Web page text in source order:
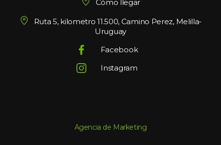
Cómo llegar
Ruta 5, kilometro 11.500, Camino Perez, Melilla-
Uruguay
Facebook
Instagram
Agencia de Marketing